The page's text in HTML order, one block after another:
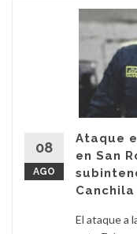
08
AGO
Ataque
en San
Canchila
El ataque a